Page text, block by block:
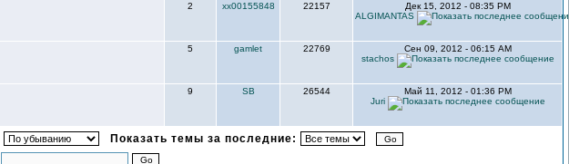
2 xx00155848 22157
Дек 15, 2012 - 08:35 PM
ALGIMANTAS
5 gamlet 22769
Сен 09, 2012 - 06:15 AM
stachos
9 SB 26544
Май 11, 2012 - 01:36 PM
Juri
Показать темы за последние: